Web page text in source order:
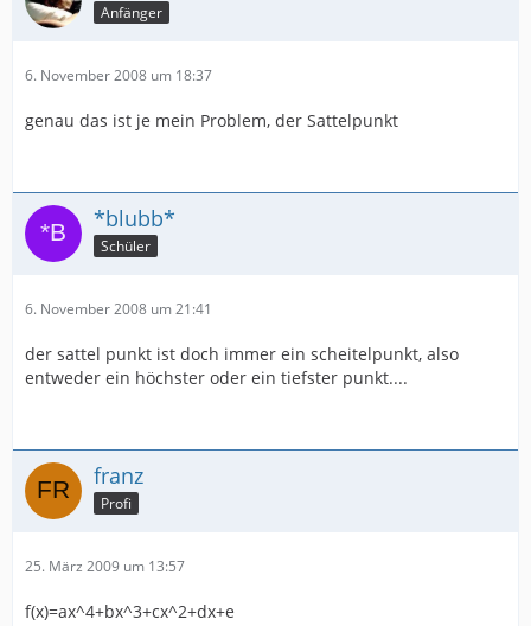
Anfänger
6. November 2008 um 18:37
genau das ist je mein Problem, der Sattelpunkt
*blubb*
Schüler
6. November 2008 um 21:41
der sattel punkt ist doch immer ein scheitelpunkt, also
entweder ein höchster oder ein tiefster punkt....
franz
Profi
25. März 2009 um 13:57
f(x)=ax^4+bx^3+cx^2+dx+e